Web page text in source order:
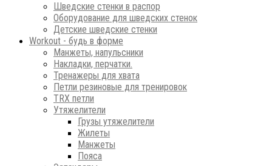
Шведские стенки в распор
Оборудование для шведских стенок
Детские шведские стенки
Workout - будь в форме
Манжеты, напульсники
Накладки, перчатки.
Тренажеры для хвата
Петли резиновые для тренировок
ТRХ петли
Утяжелители
Грузы утяжелители
Жилеты
Манжеты
Пояса